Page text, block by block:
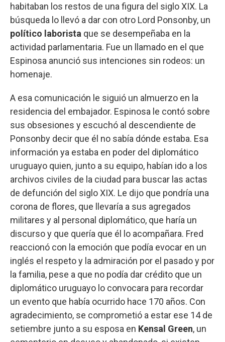
habitaban los restos de una figura del siglo XIX. La
búsqueda lo llevó a dar con otro Lord Ponsonby, un
político laborista que se desempeñaba en la
actividad parlamentaria. Fue un llamado en el que
Espinosa anunció sus intenciones sin rodeos: un
homenaje.
A esa comunicación le siguió un almuerzo en la
residencia del embajador. Espinosa le contó sobre
sus obsesiones y escuchó al descendiente de
Ponsonby decir que él no sabía dónde estaba. Esa
información ya estaba en poder del diplomático
uruguayo quien, junto a su equipo, habían ido a los
archivos civiles de la ciudad para buscar las actas
de defunción del siglo XIX. Le dijo que pondría una
corona de flores, que llevaría a sus agregados
militares y al personal diplomático, que haría un
discurso y que quería que él lo acompañara. Fred
reaccionó con la emoción que podía evocar en un
inglés el respeto y la admiración por el pasado y por
la familia, pese a que no podía dar crédito que un
diplomático uruguayo lo convocara para recordar
un evento que había ocurrido hace 170 años. Con
agradecimiento, se comprometió a estar ese 14 de
setiembre junto a su esposa en Kensal Green, un